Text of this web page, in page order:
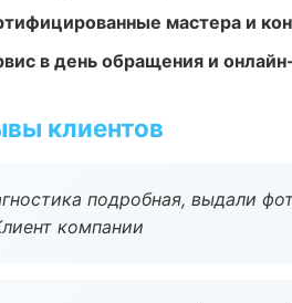
мастера и
в день обращения и
клиентов
подробная, выдали
компании